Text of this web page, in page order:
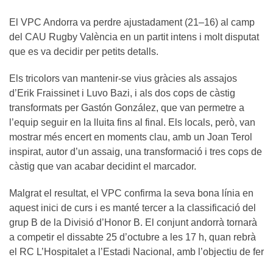
El VPC Andorra va perdre ajustadament (21–16) al camp
del CAU Rugby València en un partit intens i molt disputat
que es va decidir per petits detalls.
Els tricolors van mantenir-se vius gràcies als assajos
d’Erik Fraissinet i Luvo Bazi, i als dos cops de càstig
transformats per Gastón González, que van permetre a
l’equip seguir en la lluita fins al final. Els locals, però, van
mostrar més encert en moments clau, amb un Joan Terol
inspirat, autor d’un assaig, una transformació i tres cops de
càstig que van acabar decidint el marcador.
Malgrat el resultat, el VPC confirma la seva bona línia en
aquest inici de curs i es manté tercer a la classificació del
grup B de la Divisió d’Honor B. El conjunt andorrà tornarà
a competir el dissabte 25 d’octubre a les 17 h, quan rebrà
el RC L’Hospitalet a l’Estadi Nacional, amb l’objectiu de fer